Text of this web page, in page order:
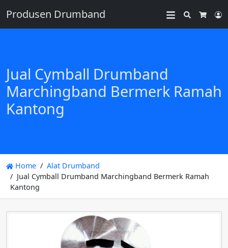
Produsen Drumband
Search
Jual Cymball Drumband
Marchingband Bermerk Ramah
Kantong
Home
Alat Drumband
Jual Cymball Drumband Marchingband Bermerk Ramah
Kantong